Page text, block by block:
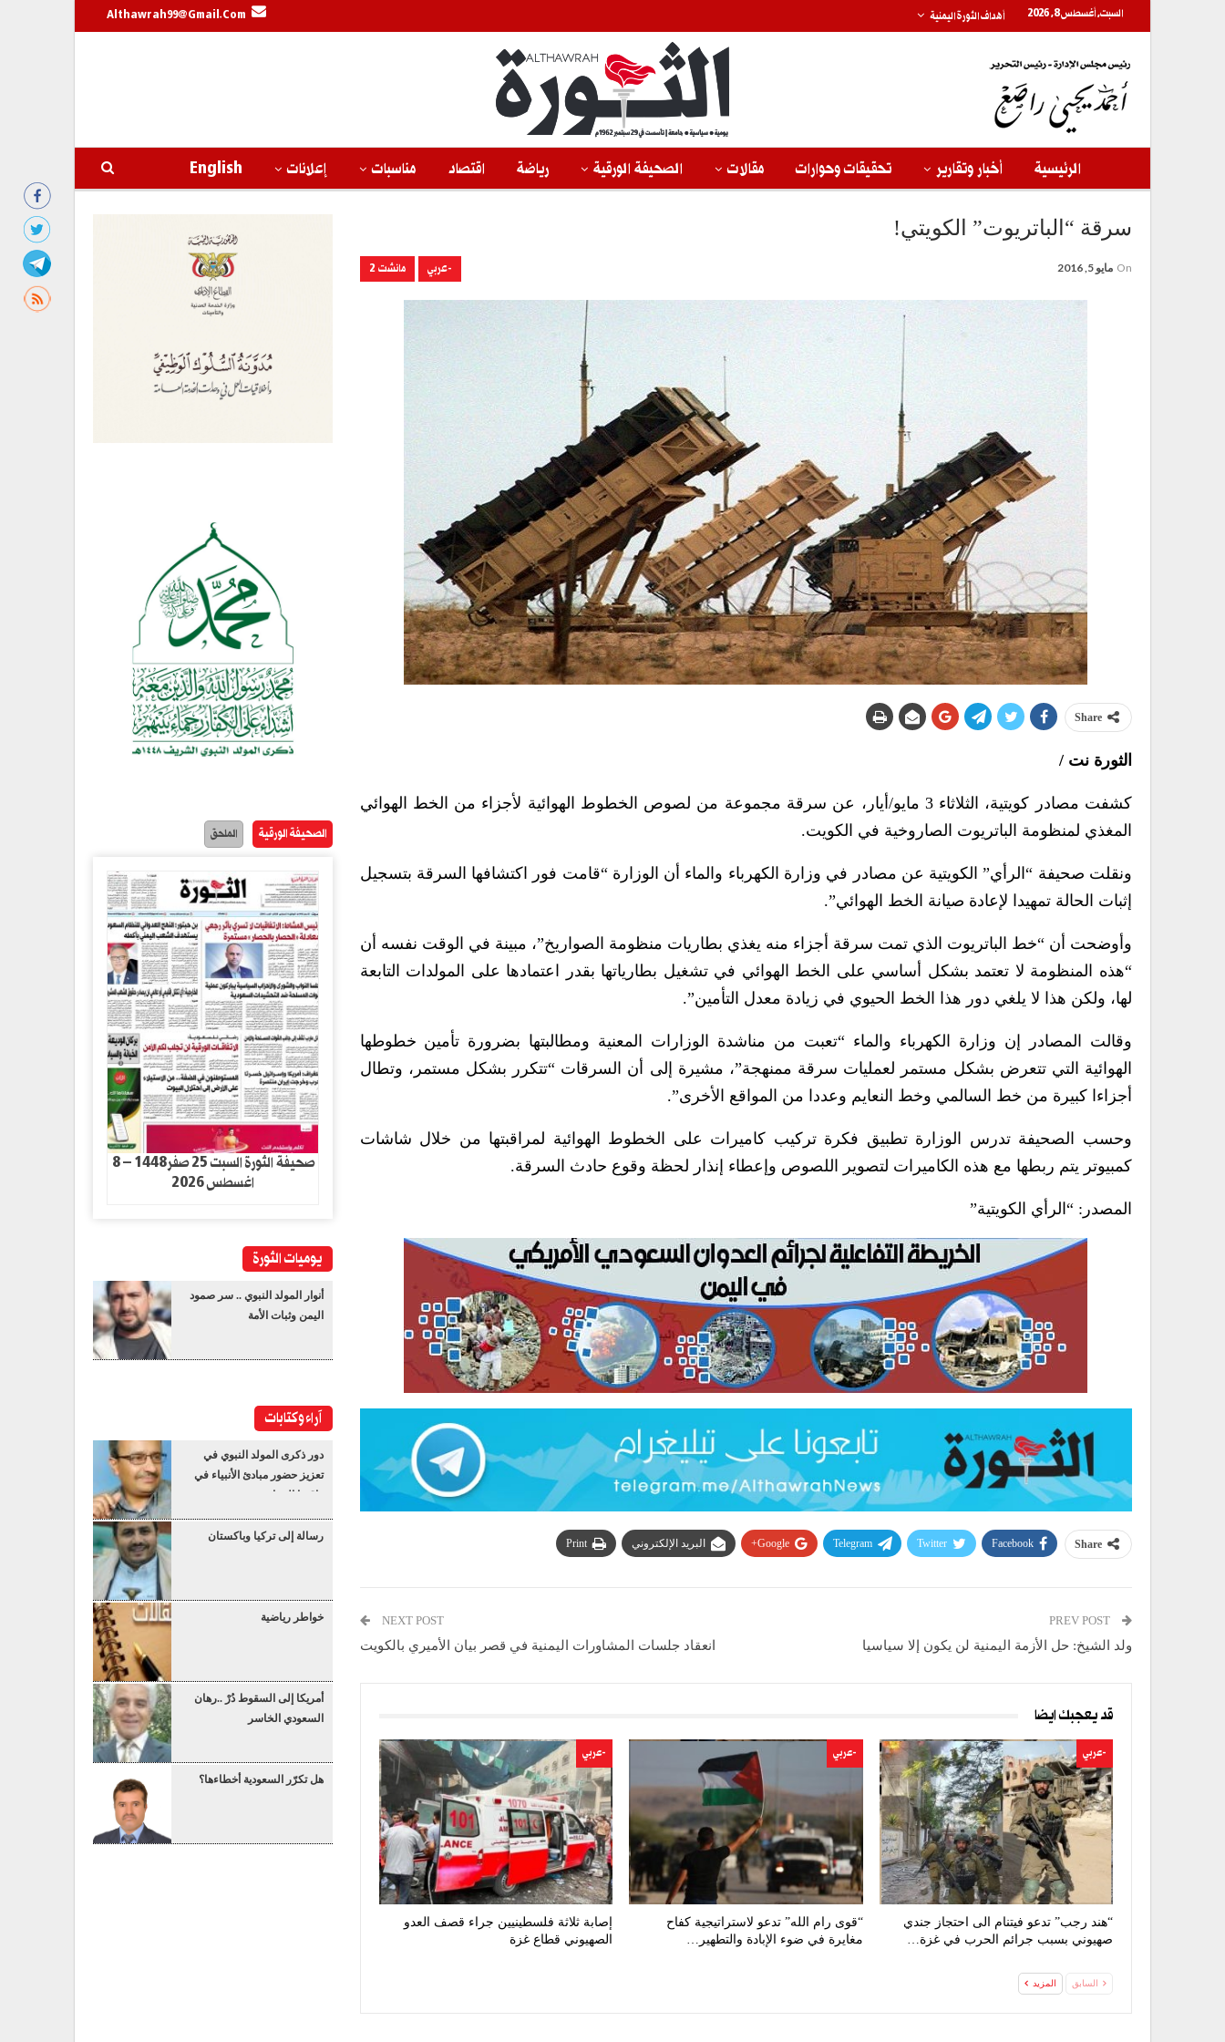
السبت, أغسطس 8, 2026 أهداف الثورة اليمنية Althawrah99@gmail.com
الرئيسية أخبار وتقارير تحقيقات وحوارات مقالات الصحيفة الورقية رياضة اقتصاد مناسبات إعلانات English
سرقة “الباتريوت” الكويتي!
-عربي مانشت 2 On مايو 5, 2016
Share
الثورة نت /
كشفت مصادر كويتية، الثلاثاء 3 مايو/أيار، عن سرقة مجموعة من لصوص الخطوط الهوائية لأجزاء من الخط الهوائي
المغذي لمنظومة الباتريوت الصاروخية في الكويت.
ونقلت صحيفة “الرأي” الكويتية عن مصادر في وزارة الكهرباء والماء أن الوزارة “قامت فور اكتشافها السرقة بتسجيل
إثبات الحالة تمهيدا لإعادة صيانة الخط الهوائي”.
وأوضحت أن “خط الباتريوت الذي تمت سرقة أجزاء منه يغذي بطاريات منظومة الصواريخ”، مبينة في الوقت نفسه أن
“هذه المنظومة لا تعتمد بشكل أساسي على الخط الهوائي في تشغيل بطارياتها بقدر اعتمادها على المولدات التابعة
لها، ولكن هذا لا يلغي دور هذا الخط الحيوي في زيادة معدل التأمين”.
وقالت المصادر إن وزارة الكهرباء والماء “تعبت من مناشدة الوزارات المعنية ومطالبتها بضرورة تأمين خطوطها
الهوائية التي تتعرض بشكل مستمر لعمليات سرقة ممنهجة”، مشيرة إلى أن السرقات “تتكرر بشكل مستمر، وتطال
أجزاءا كبيرة من خط السالمي وخط النعايم وعددا من المواقع الأخرى”.
وحسب الصحيفة تدرس الوزارة تطبيق فكرة تركيب كاميرات على الخطوط الهوائية لمراقبتها من خلال شاشات
كمبيوتر يتم ربطها مع هذه الكاميرات لتصوير اللصوص وإعطاء إنذار لحظة وقوع حادث السرقة.
المصدر: “الرأي الكويتية”
Share
Facebook
Twitter
Telegram
Google+ البريد الإلكتروني Print
ولد الشيخ: حل الأزمة اليمنية لن يكون إلا سياسيا
NEXT POST
انعقاد جلسات المشاورات اليمنية في قصر بيان الأميري بالكويت
قد يعجبك ايضا
-عربي
“هند رجب” تدعو فيتنام الى احتجاز جندي
صهيوني بسبب جرائم الحرب في غزة…
-عربي
“قوى رام الله” تدعو لاستراتيجية كفاح
مغايرة في ضوء الإبادة والتطهير…
-عربي
إصابة ثلاثة فلسطينيين جراء قصف العدو
الصهيوني قطاع غزة
السابق المزيد
الصحيفة الورقية الملحق
صحيفة الثورة السبت 25 صفر1448 – 8
اغسطس 2026
يوميات الثورة
أنوار المولد النبوي .. سر صمود
اليمن وثبات الأمة
آراء وكتابات
دور ذكرى المولد النبوي في
تعزيز حضور مبادئ الأنبياء في
واقعنا المعاصر
رسالة إلى تركيا وباكستان
خواطر رياضية
أمريكا إلى السقوط دُرْ ..رهان
السعودي الخاسر
هل تكرّر السعودية أخطاءها؟